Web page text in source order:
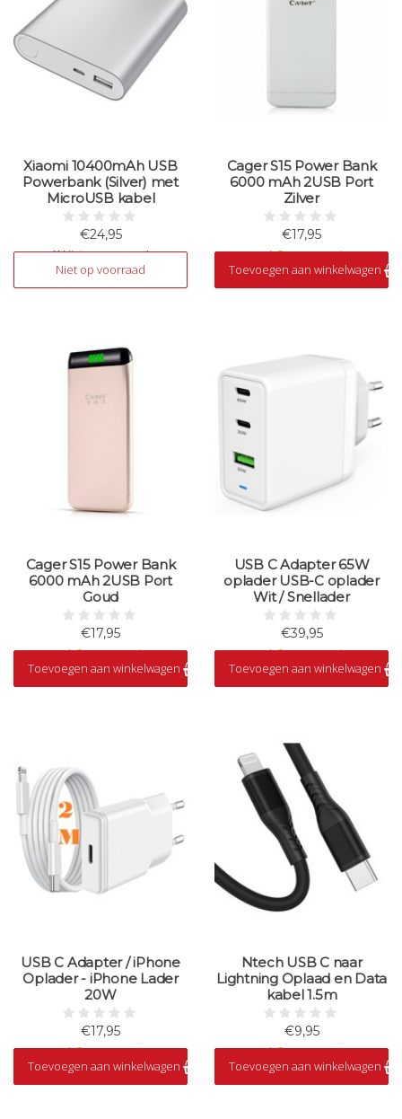
Xiaomi 10400mAh USB
Powerbank (Silver) met
MicroUSB kabel
€24,95
Niet op voorraad
Niet op voorraad
Cager S15 Power Bank
6000 mAh 2USB Port
Zilver
€17,95
Op voorraad
Toevoegen aan winkelwagen
Cager S15 Power Bank
6000 mAh 2USB Port
Goud
€17,95
Op voorraad
Toevoegen aan winkelwagen
USB C Adapter 65W
oplader USB-C oplader
Wit / Snellader
€39,95
Op voorraad
Toevoegen aan winkelwagen
USB C Adapter / iPhone
Oplader - iPhone Lader
20W
€17,95
Op voorraad
Toevoegen aan winkelwagen
Ntech USB C naar
Lightning Oplaad en Data
kabel 1.5m
€9,95
Op voorraad
Toevoegen aan winkelwagen